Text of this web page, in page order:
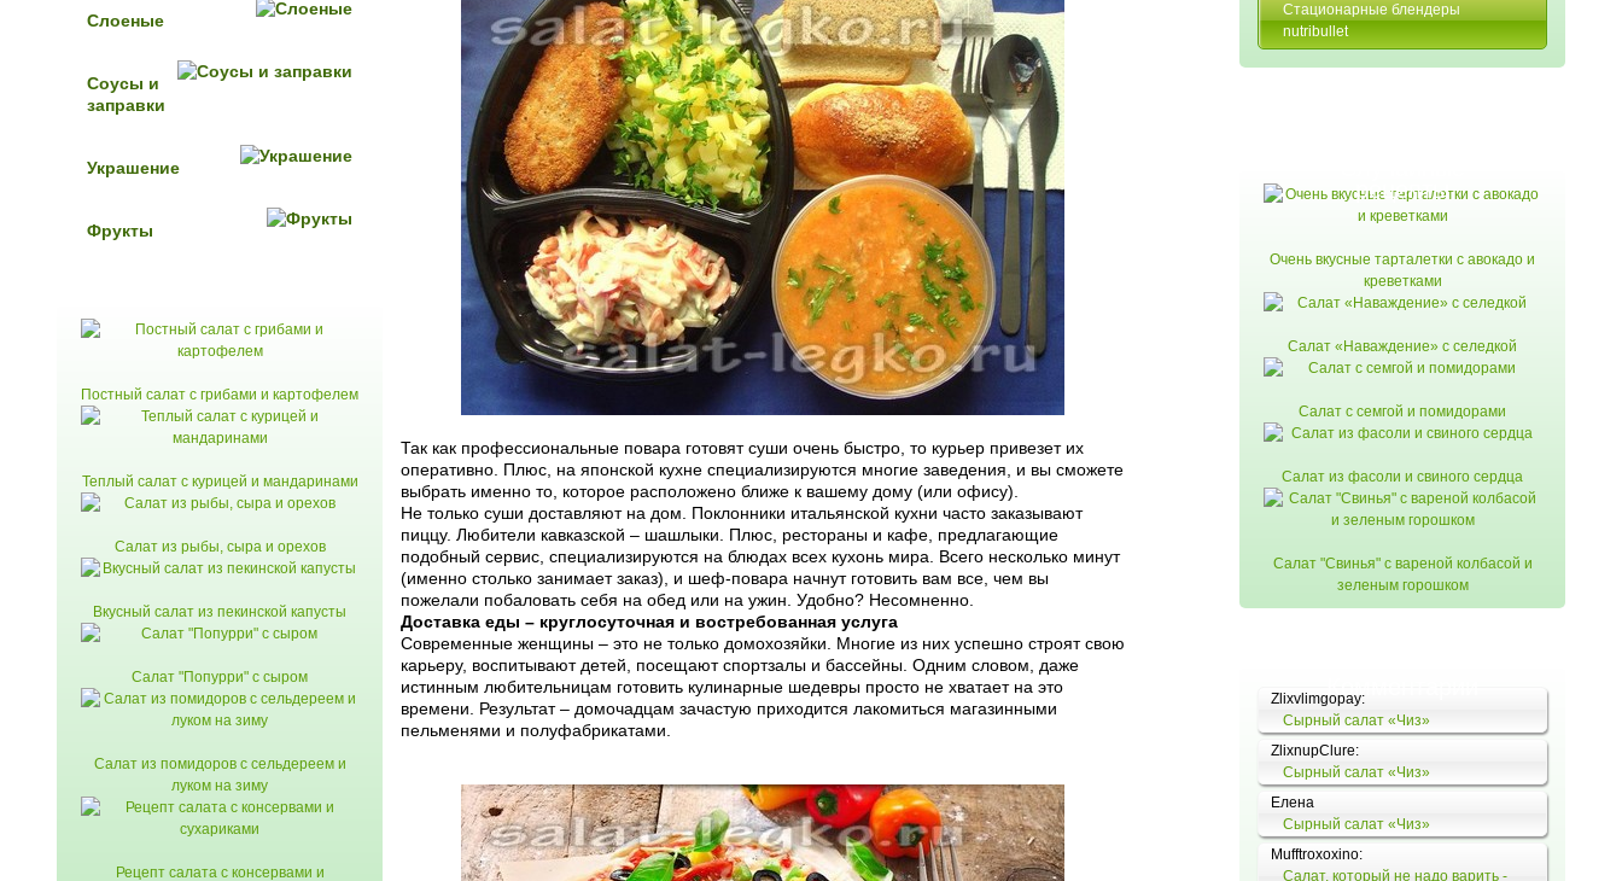
Так как профессиональные повара готовят суши очень быстро, то курьер привезет их
оперативно. Плюс, на японской кухне специализируются многие заведения, и вы сможете
выбрать именно то, которое расположено ближе к вашему дому (или офису).
Не только суши доставляют на дом. Поклонники итальянской кухни часто заказывают
пиццу. Любители кавказской – шашлыки. Плюс, рестораны и кафе, предлагающие
подобный сервис, специализируются на блюдах всех кухонь мира. Всего несколько минут
(именно столько занимает заказ), и шеф-повара начнут готовить вам все, чем вы
пожелали побаловать себя на обед или на ужин. Удобно? Несомненно.
Доставка еды – круглосуточная и востребованная услуга
Современные женщины – это не только домохозяйки. Многие из них успешно строят свою
карьеру, воспитывают детей, посещают спортзалы и бассейны. Одним словом, даже
истинным любительницам готовить кулинарные шедевры просто не хватает на это
времени. Результат – домочадцам зачастую приходится лакомиться магазинными
пельменями и полуфабрикатами.
Слоеные
Соусы и
заправки
Украшение
Фрукты
Постный салат с грибами и картофелем
Теплый салат с курицей и мандаринами
Салат из рыбы, сыра и орехов
Вкусный салат из пекинской капусты
Салат "Попурри" с сыром
Салат из помидоров с сельдереем и
луком на зиму
Рецепт салата с консервами и
Стационарные блендеры
nutribullet
рецепты
Очень вкусные тарталетки с авокадо и
креветками
Салат «Наваждение» с селедкой
Салат с семгой и помидорами
Салат из фасоли и свиного сердца
Салат "Свинья" с вареной колбасой и
зеленым горошком
Zlixvlimgopay:
Сырный салат «Чиз»
ZlixnupClure:
Сырный салат «Чиз»
Елена
Сырный салат «Чиз»
Mufftroxoxino:
Салат, который не надо варить -